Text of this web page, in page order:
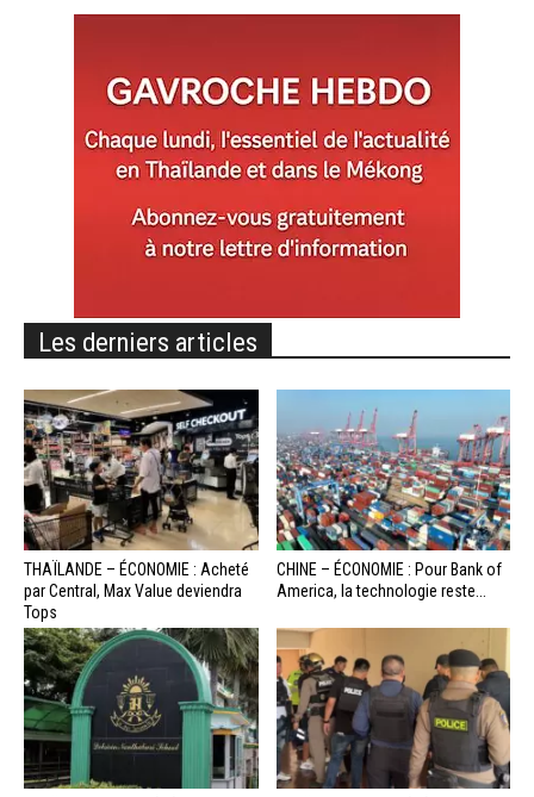
Les derniers articles
THAÏLANDE – ÉCONOMIE : Acheté
par Central, Max Value deviendra
Tops
CHINE – ÉCONOMIE : Pour Bank of
America, la technologie reste...